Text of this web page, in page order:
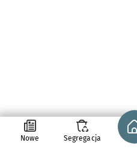
Nowe Segregacja